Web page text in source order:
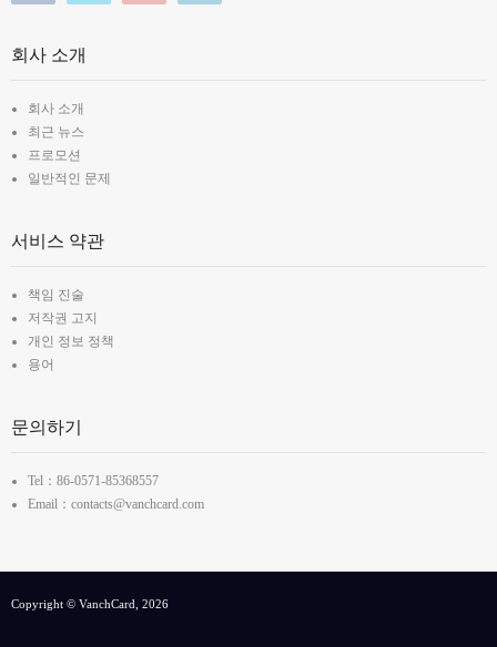
회사 소개
회사 소개
최근 뉴스
프로모션
일반적인 문제
서비스 약관
책임 진술
저작권 고지
개인 정보 정책
용어
문의하기
Tel：86-0571-85368557
Email：contacts@vanchcard.com
Copyright © VanchCard, 2026